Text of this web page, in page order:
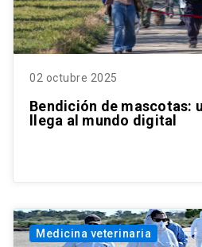
02 octubre 2025
Bendición de mascotas:
llega al mundo digital
Medicina veterinaria